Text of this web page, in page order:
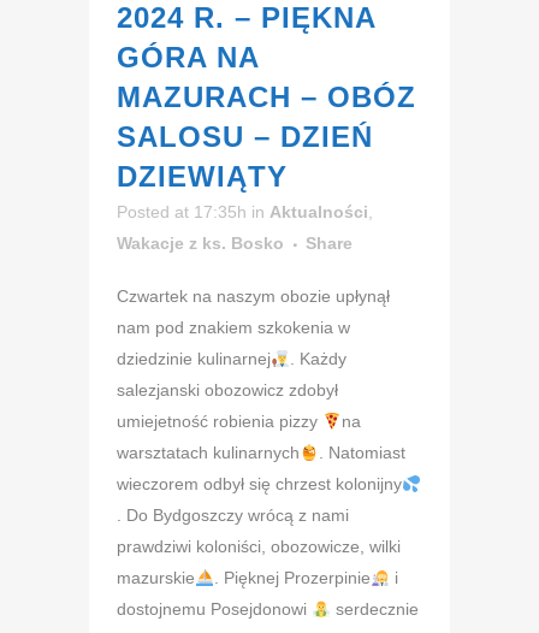
2024 R. – PIĘKNA
GÓRA NA
MAZURACH – OBÓZ
SALOSU – DZIEŃ
DZIEWIĄTY
Posted at 17:35h in Aktualności,
Wakacje z ks. Bosko
Share
Czwartek na naszym obozie upłynął
nam pod znakiem szkokenia w
dziedzinie kulinarnej
. Każdy
salezjanski obozowicz zdobył
umiejetność robienia pizzy
na
warsztatach kulinarnych
. Natomiast
wieczorem odbył się chrzest kolonijny
. Do Bydgoszczy wrócą z nami
prawdziwi koloniści, obozowicze, wilki
mazurskie
. Pięknej Prozerpinie
i
dostojnemu Posejdonowi
serdecznie